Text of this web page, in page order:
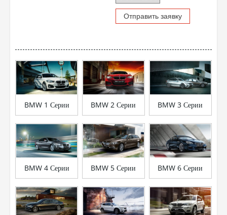
BMW 1 Серии
BMW 4 Серии
BMW 2 Серии
BMW 5 Серии
BMW 3 Серии
BMW 6 Серии